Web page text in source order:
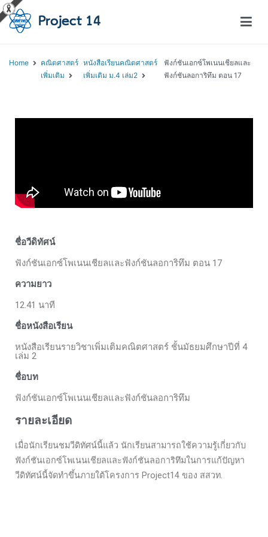
Home
คณิตศาสตร์
เพิ่มเติม
หนังสือเรียนคณิตศาสตร์
เพิ่มเติม ม.4 เล่ม2
ฟังก์ชันเอกซ์โพเนนเชียลและ
ฟังก์ชันลอการิทึม ตอน 17
ชื่อวีดิทัศน์
ฟังก์ชันเอกซ์โพเนนเชียลและฟังก์ชันลอการิทึม ตอน 17
ความยาว
12.41 นาที
ชื่อหนังสือเรียน
หนังสือเรียนรายวิชาเพิ่มเติมคณิตศาสตร์ ชั้นมัธยมศึกษาปีที่ 4
เล่ม 2
ชื่อบท
ฟังก์ชันเอกซ์โพเนนเชียลและฟังก์ชันลอการิทึม
รายละเอียด
เมื่อนักเรียนชมวีดิทัศน์นี้แล้ว นักเรียนสามารถใช้ความรู้เกี่ยวกับ
ฟังก์ชันเอกซ์โพเนนเชียลและฟังก์ชันลอการิทึมในการแก้ปัญหา
วีดิทัศน์นี้จัดทำขึ้นภายใต้โครงการ Project14 ของ สสวท.